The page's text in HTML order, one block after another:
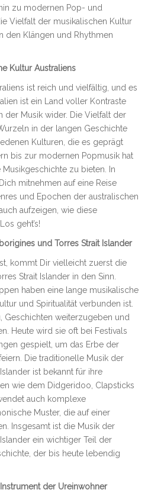
zu modernen Pop- und
Vielfalt der musikalischen Kultur
den Klängen und Rhythmen
Kultur Australiens
ist reich und vielfältig, und es
ist ein Land voller Kontraste
der Musik wider. Die Vielfalt der
in der langen Geschichte
Kulturen, die es geprägt
bis zur modernen Popmusik hat
zu bieten. In
mitnehmen auf eine Reise
und Epochen der australischen
aufzeigen, wie diese
geht’s!
und Torres Strait Islander
kommt Dir vielleicht zuerst die
Strait Islander in den Sinn.
haben eine lange musikalische
und Spiritualität verbunden ist.
Geschichten weiterzugeben und
Heute wird sie oft bei Festivals
gespielt, um das Erbe der
Die traditionelle Musik der
ist bekannt für ihre
wie dem Didgeridoo, Clapsticks
auch komplexe
Muster, die auf einer
Insgesamt ist die Musik der
ein wichtiger Teil der
der bis heute lebendig
der Ureinwohner